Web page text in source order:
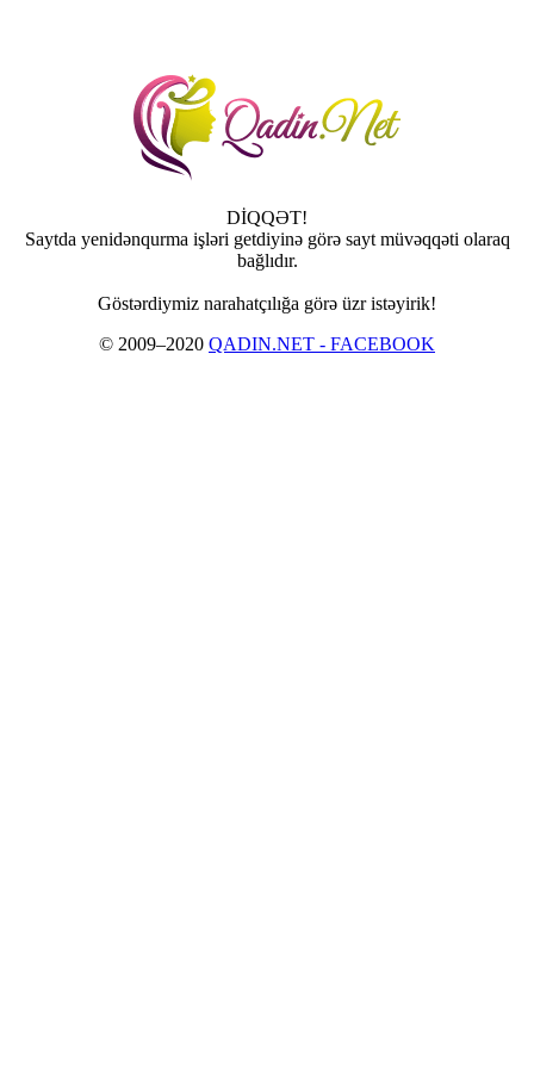
DİQQƏT!
Saytda yenidənqurma işləri getdiyinə görə sayt müvəqqəti olaraq
bağlıdır.
Göstərdiymiz narahatçılığa görə üzr istəyirik!
© 2009–2020 QADIN.NET - FACEBOOK